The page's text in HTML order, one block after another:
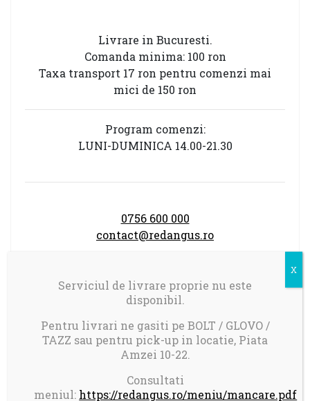
Livrare in Bucuresti.
Comanda minima: 100 ron
Taxa transport 17 ron pentru comenzi mai
mici de 150 ron
Program comenzi:
LUNI-DUMINICA 14.00-21.30
0756 600 000
contact@redangus.ro
Aboneaza-te la newsletter pentru a primi promotii
personalizate
Serviciul de livrare proprie nu este
disponibil.
Pentru livrari ne gasiti pe BOLT / GLOVO /
TAZZ sau pentru pick-up in locatie, Piata
Amzei 10-22.
Consultati
meniul: https://redangus.ro/meniu/mancare.pdf